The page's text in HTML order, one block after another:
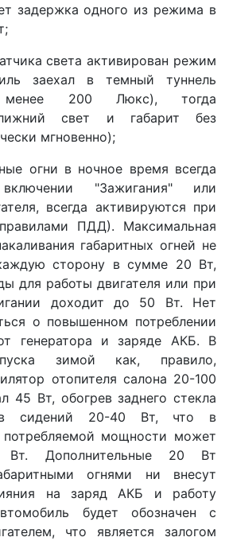
задержка одного из режима в
света активирован режим
заехал в темный туннель
менее 200 Люкс), тогда
свет и габарит без
мгновенно);
огни в ночное время всегда
"Зажигания" или
всегда активируются при
ПДД). Максимальная
габаритных огней не
сторону в сумме 20 Вт,
для работы двигателя или при
доходит до 50 Вт. Нет
о повышенном потреблении
генератора и заряде АКБ. В
зимой как, правило,
отопителя салона 20-100
45 Вт, обогрев заднего стекла
сидений 20-40 Вт, что в
потребляемой мощности может
Вт. Дополнительные 20 Вт
огнями ни внесут
на заряд АКБ и работу
будет обозначен с
что является залогом